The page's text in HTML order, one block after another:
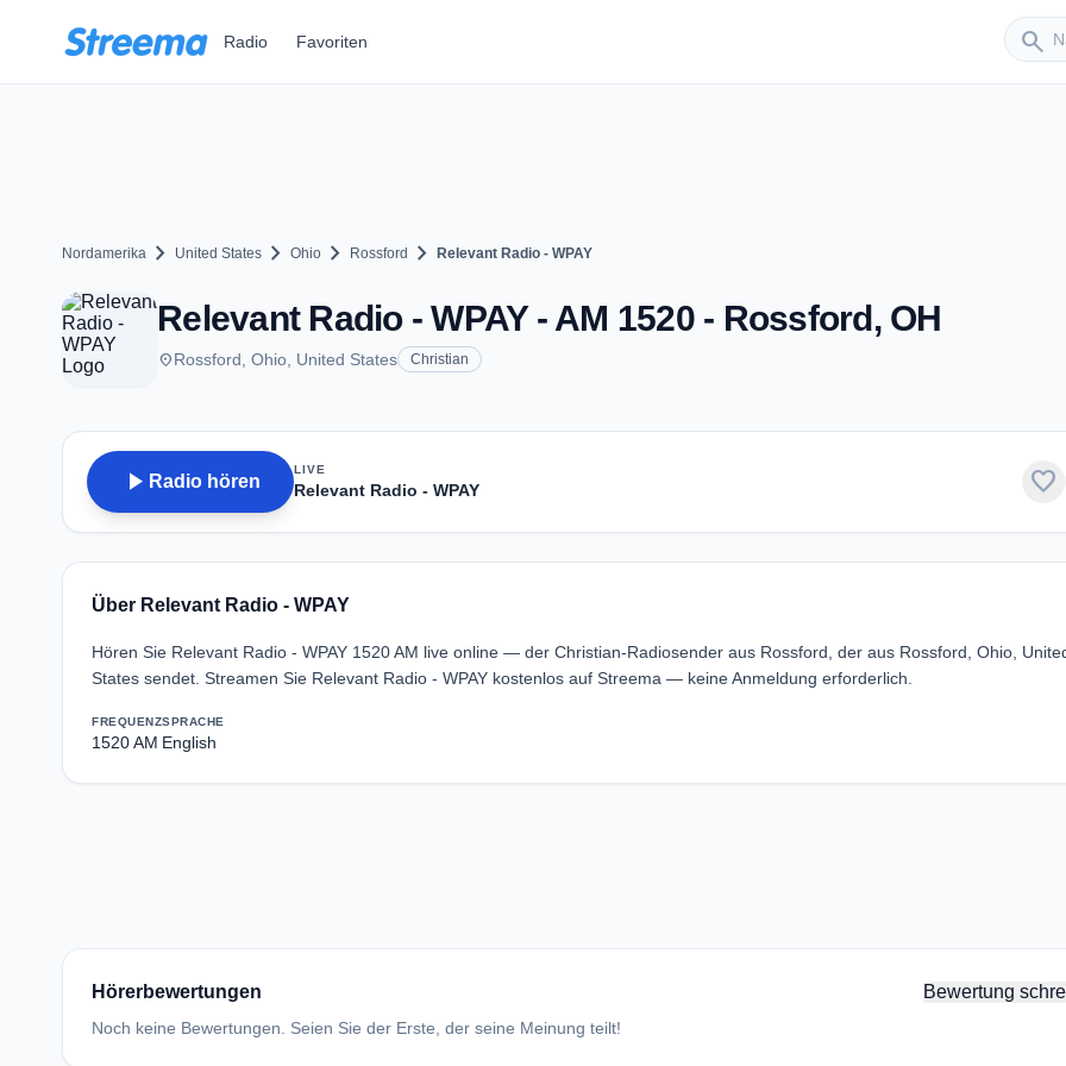
Radio Favoriten search
Sender
Nordamerika chevron_right United States chevron_right Ohio chevron_right Rossford chevron_right Relevant Radio - WPAY
Relevant Radio - WPAY - AM 1520 - Rossford, OH
placeRossford, Ohio, United States Christian
play_arrow Radio hören
LIVE
Relevant Radio - WPAY favorite
Über Relevant Radio - WPAY
Hören Sie Relevant Radio - WPAY 1520 AM live online — der Christian-Radiosender aus Rossford, der aus Rossford, Ohio,
States sendet. Streamen Sie Relevant Radio - WPAY kostenlos auf Streema — keine Anmeldung erforderlich.
FREQUENZ
1520 AM
SPRACHE
English
Hörerbewertungen Bewertung
Noch keine Bewertungen. Seien Sie der Erste, der seine Meinung teilt!